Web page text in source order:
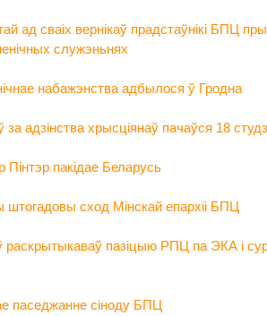
ад сваіх вернікаў прадстаўнікі БПЦ
служэньнях
набажэнства адбылося ў Гродна
за адзінства хрысціянаў пачаўся 18
Пінтэр пакідае Беларусь
сход Мінскай епархіі БПЦ
раскрытыкаваў пазіцыю РПЦ па ЭКА і
паседжанне сіноду БПЦ